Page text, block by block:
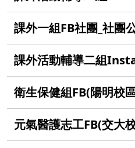
課外一組FB社團_社團
課外活動輔導二組
衛生保健組FB(陽明校
元氣醫護志工FB(交大